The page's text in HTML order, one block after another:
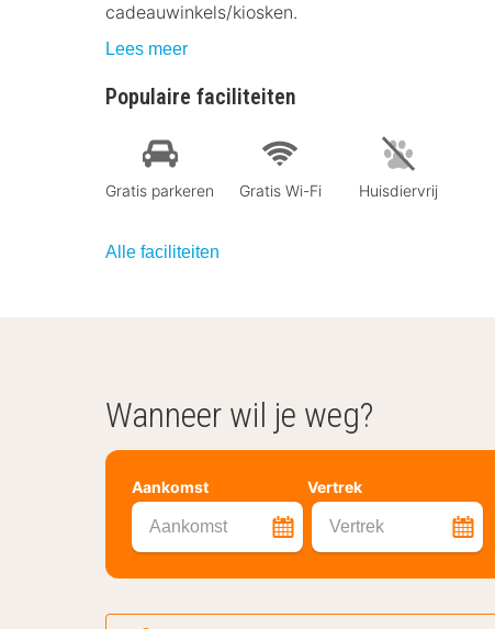
cadeauwinkels/kiosken.
Lees meer
Populaire faciliteiten
Gratis parkeren Gratis Wi-Fi Huisdiervrij
Alle faciliteiten
Wanneer wil je weg?
Aankomst Vertrek
Aankomst Vertrek